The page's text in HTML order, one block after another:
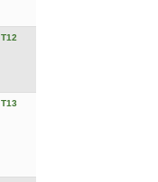
T12
T13